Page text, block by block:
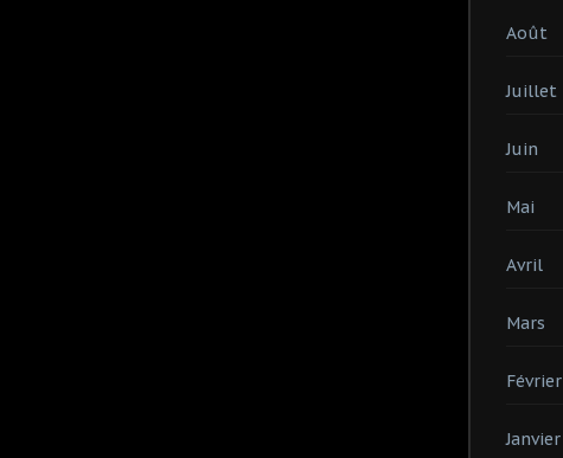
Août
Juillet
Juin
Mai
Avril
Mars
Février
Janvier